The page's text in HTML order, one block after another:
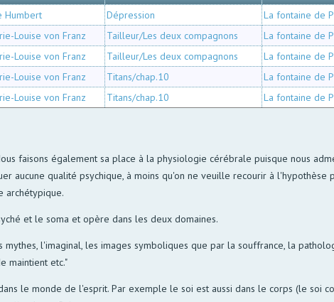
Humbert Dépression La fontaine de
Louise von Franz Tailleur/Les deux compagnons La fontaine de
Louise von Franz Tailleur/Les deux compagnons La fontaine de
Louise von Franz Titans/chap.10 La fontaine de
Louise von Franz Titans/chap.10 La fontaine de
faisons également sa place à la physiologie cérébrale puisque nous
aucune qualité psychique, à moins qu'on ne veuille recourir à l'hypothèse
archétypique.
et le soma et opère dans les deux domaines.
l'imaginal, les images symboliques que par la souffrance, la
maintient etc."
le monde de l'esprit. Par exemple le soi est aussi dans le corps (le soi